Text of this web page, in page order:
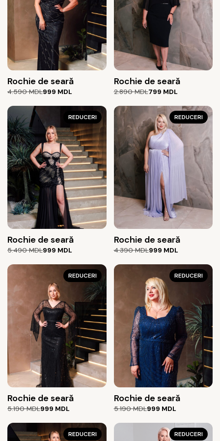
Rochie de seară
4.590MDL
Prețul
a
fost:
4.590 MDL.
999 MDL
Prețul
este:
999 MDL.
Rochie de seară
2.890MDL
Prețul
a
fost:
2.890 MDL.
799 MDL
Prețul
este:
799 MDL.
REDUCERI
Rochie de seară
5.490MDL
Prețul
a
5.490 MDL.
999 MDL
Prețul
este:
REDUCERI
Rochie de seară
4.390MDL
Prețul
a
4.390 MDL.
999 MDL
Prețul
este:
REDUCERI
Rochie de seară
5.190MDL
Prețul
a
fost:
999 MDL
Prețul
este:
999 MDL.
REDUCERI
Rochie de seară
5.190MDL
Prețul
a
999 MDL
Prețul
este:
REDUCERI REDUCERI